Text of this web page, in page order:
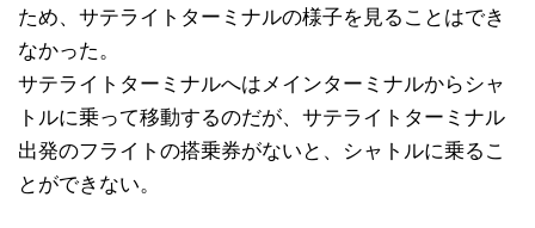
ため、サテライトターミナルの様子を見ることはでき
なかった。
サテライトターミナルへはメインターミナルからシャ
トルに乗って移動するのだが、サテライトターミナル
出発のフライトの搭乗券がないと、シャトルに乗るこ
とができない。